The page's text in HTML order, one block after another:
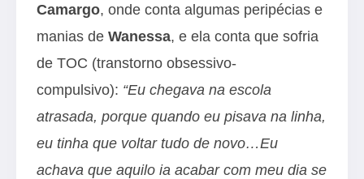
Camargo, onde conta algumas peripécias e
manias de Wanessa, e ela conta que sofria
de TOC (transtorno obsessivo-
compulsivo): “Eu chegava na escola
atrasada, porque quando eu pisava na linha,
eu tinha que voltar tudo de novo…Eu
achava que aquilo ia acabar com meu dia se